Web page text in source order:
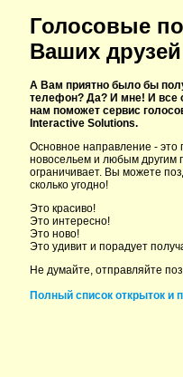
Голосовые
Ваших
А Вам приятно было бы
телефон? Да? И мне! И все
нам поможет сервис
Interactive Solutions.
Основное направление -
новосельем и любым другим
ограничивает. Вы можете
сколько угодно!
Это красиво!
Это интересно!
Это ново!
Это удивит и порадует
Не думайте, отправляйте
Полный список открыток и